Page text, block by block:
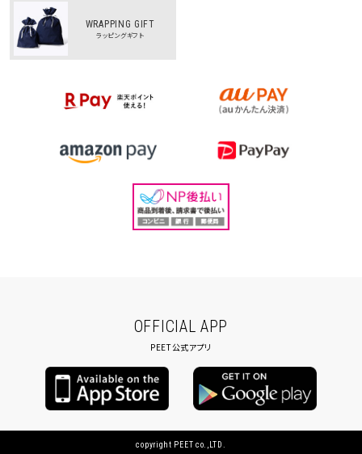
WRAPPING GIFT
ラッピングギフト
OFFICIAL APP
PEET公式アプリ
copyright PEET co.,LTD.